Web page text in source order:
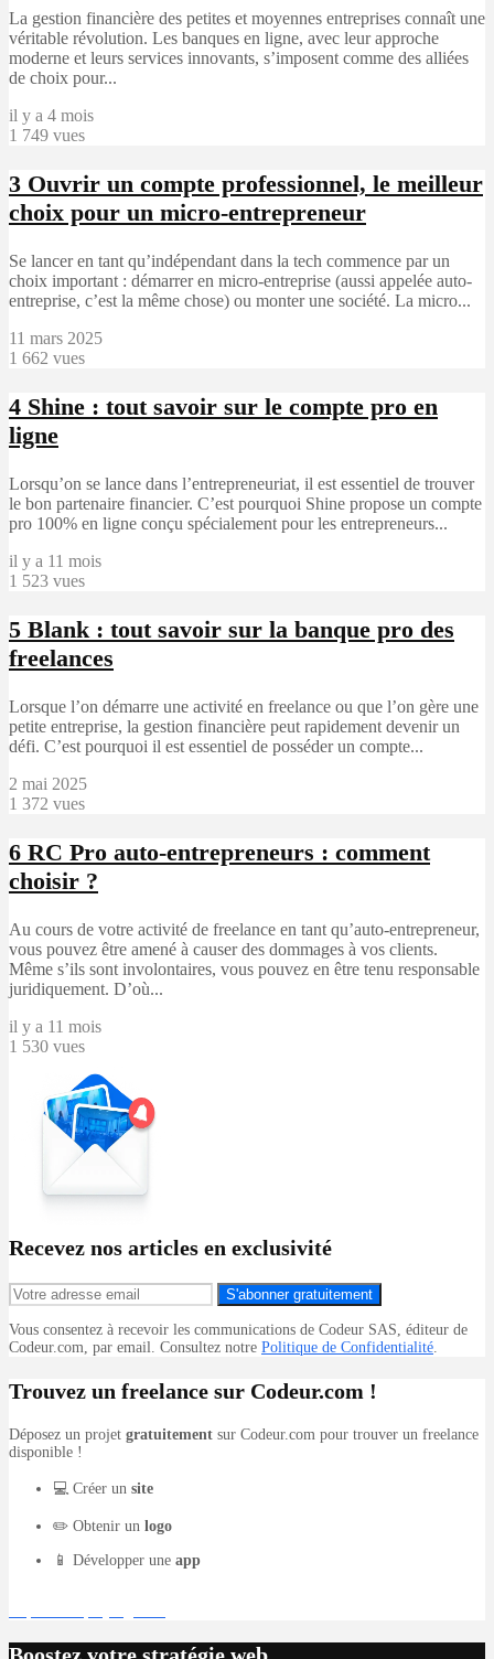
La gestion financière des petites et moyennes entreprises connaît une
véritable révolution. Les banques en ligne, avec leur approche
moderne et leurs services innovants, s’imposent comme des alliées
de choix pour...
il y a 4 mois
1 749 vues
3 Ouvrir un compte professionnel, le meilleur
choix pour un micro-entrepreneur
Se lancer en tant qu’indépendant dans la tech commence par un
choix important : démarrer en micro-entreprise (aussi appelée auto-
entreprise, c’est la même chose) ou monter une société. La micro...
11 mars 2025
1 662 vues
4 Shine : tout savoir sur le compte pro en
ligne
Lorsqu’on se lance dans l’entrepreneuriat, il est essentiel de trouver
le bon partenaire financier. C’est pourquoi Shine propose un compte
pro 100% en ligne conçu spécialement pour les entrepreneurs...
il y a 11 mois
1 523 vues
5 Blank : tout savoir sur la banque pro des
freelances
Lorsque l’on démarre une activité en freelance ou que l’on gère une
petite entreprise, la gestion financière peut rapidement devenir un
défi. C’est pourquoi il est essentiel de posséder un compte...
2 mai 2025
1 372 vues
6 RC Pro auto-entrepreneurs : comment
choisir ?
Au cours de votre activité de freelance en tant qu’auto-entrepreneur,
vous pouvez être amené à causer des dommages à vos clients.
Même s’ils sont involontaires, vous pouvez en être tenu responsable
juridiquement. D’où...
il y a 11 mois
1 530 vues
Recevez nos articles en exclusivité
S'abonner gratuitement
Vous consentez à recevoir les communications de Codeur SAS, éditeur de
Codeur.com, par email. Consultez notre Politique de Confidentialité.
Trouvez un freelance sur Codeur.com !
Déposez un projet gratuitement sur Codeur.com pour trouver un freelance
disponible !
💻 Créer un site
✏️ Obtenir un logo
📱 Développer une app